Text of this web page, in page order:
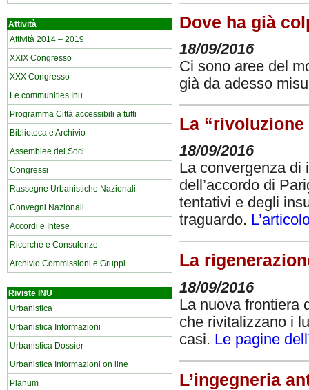
Attività
Attività 2014 – 2019
XXIX Congresso
XXX Congresso
Le communities Inu
Programma Città accessibili a tutti
Biblioteca e Archivio
Assemblee dei Soci
Congressi
Rassegne Urbanistiche Nazionali
Convegni Nazionali
Accordi e Intese
Ricerche e Consulenze
Archivio Commissioni e Gruppi
Riviste INU
Urbanistica
Urbanistica Informazioni
Urbanistica Dossier
Urbanistica Informazioni on line
Planum
Dove ha già
18/09/2016
Ci sono aree del
già da adesso
La
18/09/2016
La convergenza di
dell’accordo di
tentativi e degli
traguardo.
La
18/09/2016
La nuova frontiera
che rivitalizzano i
casi. Le pagine
L’ingegneria